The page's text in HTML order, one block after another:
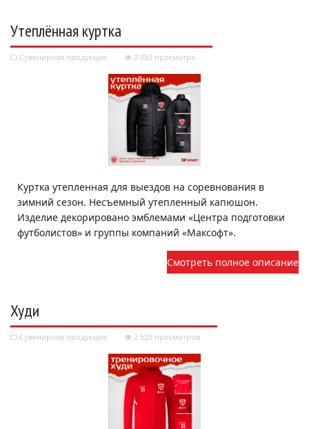
Утеплённая куртка
Сувенирная продукция 2 053 просмотра
Куртка утепленная для выездов на соревнования в
зимний сезон. Несъемный утепленный капюшон.
Изделие декорировано эмблемами «Центра подготовки
футболистов» и группы компаний «Максофт».
Смотреть полное описание
Худи
Сувенирная продукция 2 529 просмотров